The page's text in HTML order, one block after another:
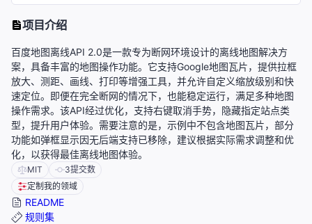
项目介绍
百度地图离线API 2.0是一款专为断网环境设计的离线地图解决方
案，具备丰富的地图操作功能。它支持Google地图瓦片，提供拉框
放大、测距、画线、打印等增强工具，并允许自定义缩放级别和快
速定位。即便在完全断网的情况下，也能稳定运行，满足多种地图
操作需求。该API经过优化，支持右键取消手势，隐藏指定站点类
型，提升用户体验。需要注意的是，示例中不包含地图瓦片，部分
功能如弹框显示因无后端支持已移除，建议根据实际需求调整和优
化，以获得最佳离线地图体验。
MIT 3提交数
定制我的领域
README
规则集